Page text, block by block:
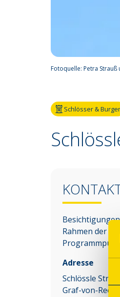
Fotoquelle: Petra Strauß
Schlösser &
Rahmen der
Adresse
Schlössle
Graf-von-